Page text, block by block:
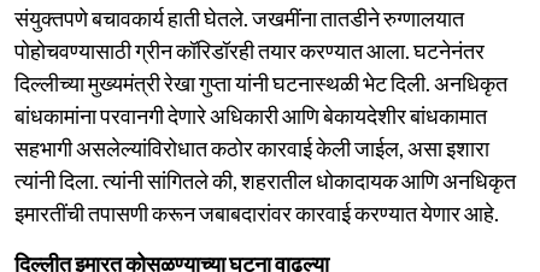
संयुक्तपणे बचावकार्य हाती घेतले. जखमींना तातडीने रुग्णालयात
पोहोचवण्यासाठी ग्रीन कॉरिडॉरही तयार करण्यात आला. घटनेनंतर
दिल्लीच्या मुख्यमंत्री रेखा गुप्ता यांनी घटनास्थळी भेट दिली. अनधिकृत
बांधकामांना परवानगी देणारे अधिकारी आणि बेकायदेशीर बांधकामात
सहभागी असलेल्यांविरोधात कठोर कारवाई केली जाईल, असा इशारा
त्यांनी दिला. त्यांनी सांगितले की, शहरातील धोकादायक आणि अनधिकृत
इमारतींची तपासणी करून जबाबदारांवर कारवाई करण्यात येणार आहे.
दिल्लीत इमारत कोसळण्याच्या घटना वाढल्या